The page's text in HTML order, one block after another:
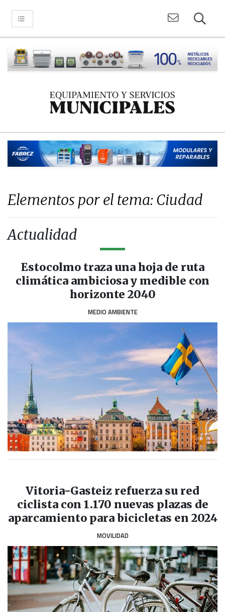
Elementos por el tema: Ciudad
Actualidad
Estocolmo traza una hoja de ruta
climática ambiciosa y medible con
horizonte 2040
MEDIO AMBIENTE
Vitoria-Gasteiz refuerza su red
ciclista con 1.170 nuevas plazas de
aparcamiento para bicicletas en 2024
MOVILIDAD